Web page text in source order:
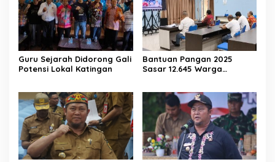
Guru Sejarah Didorong Gali
Potensi Lokal Katingan
Bantuan Pangan 2025
Sasar 12.645 Warga